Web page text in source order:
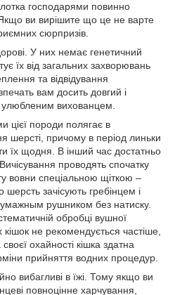
господарями повинно
ви вирішите що це не варте
сюрпризів.
У них немає генетичний
їх від загальних захворювань
та відвідування
вам досить довгий і
улюбленим вихованцем.
цієї породи полягає в
шерсті, причому в період линьки
їх щодня. В інший час достатньо
проводять спочатку
вовни спеціальною щіткою –
зачісують гребінцем і
рушником без натиску.
обробці вушної
кішок не рекомендується частіше,
охайності кішка здатна
прийняття водних процедур.
вибагливі в їжі. Тому якщо ви
повноцінне харчування,